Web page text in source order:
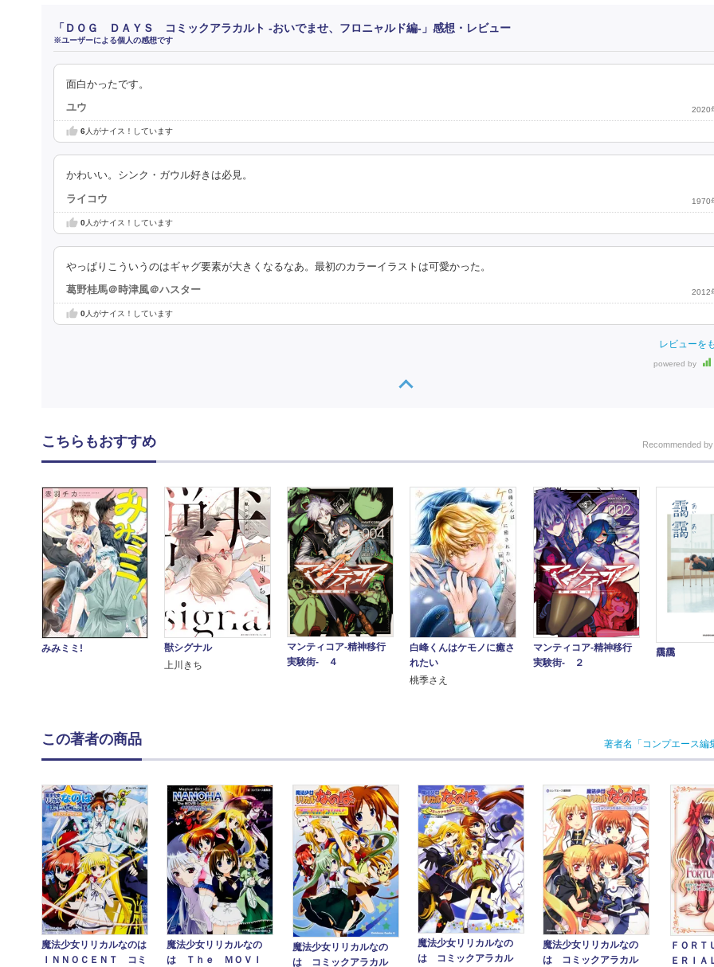
「ＤＯＧ ＤＡＹＳ コミックアラカルト ‐おいでませ、フロニャルド編‐」感想・レビュー
※ユーザーによる個人の感想です
面白かったです。
ユウ 2020
6人がナイス！しています
かわいい。シンク・ガウル好きは必見。
ライコウ 1970
0人がナイス！しています
やっぱりこういうのはギャグ要素が大きくなるなあ。最初のカラーイラストは可愛かった。
葛野桂馬＠時津風＠ハスター 2012
0人がナイス！しています
レビューを
powered by
こちらもおすすめ Recommended
みみミミ!
獣シグナル
上川きち
マンティコア-精神移行
実験街- ４
白峰くんはケモノに癒さ
れたい
桃季さえ
マンティコア-精神移行
実験街- ２
靄靄
この著者の商品 著者名「コンプエース編
魔法少女リリカルなのは
ＩＮＮＯＣＥＮＴ コミ
魔法少女リリカルなの
は Ｔｈｅ ＭＯＶＩ
魔法少女リリカルなの
は コミックアラカル
魔法少女リリカルなの
は コミックアラカル
魔法少女リリカルなの
は コミックアラカル
ＦＯＲ
ＥＲＩ